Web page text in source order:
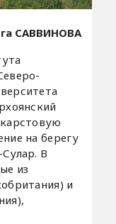
САВВИНОВА
на берегу
В
из
и